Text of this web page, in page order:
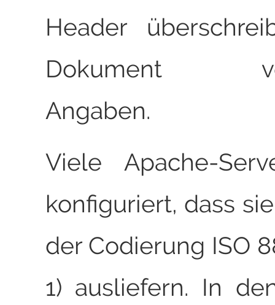
Header
Dokument
Angaben.
Viele Apache-
konfiguriert, dass
der Codierung ISO
1) ausliefern. In